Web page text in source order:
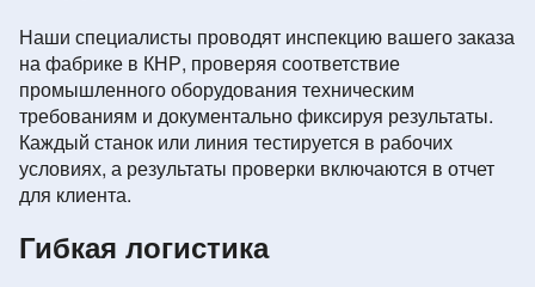
Наши специалисты проводят инспекцию вашего заказа
на фабрике в КНР, проверяя соответствие
промышленного оборудования техническим
требованиям и документально фиксируя результаты.
Каждый станок или линия тестируется в рабочих
условиях, а результаты проверки включаются в отчет
для клиента.
Гибкая логистика